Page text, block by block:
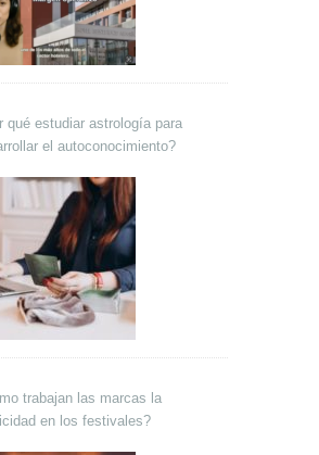
qué estudiar astrología para
el autoconocimiento?
trabajan las marcas la
en los festivales?